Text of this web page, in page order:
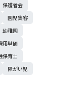
保護者会
園児集客
幼稚園
用単価
保育士
障がい児